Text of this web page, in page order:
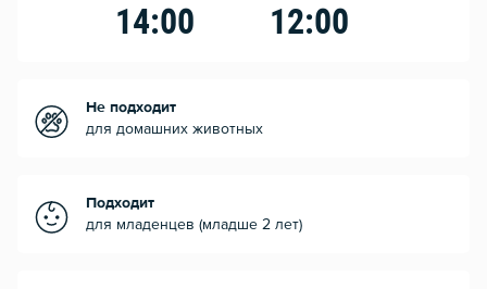
14:00 12:00
Не подходит
для домашних животных
Подходит
для младенцев (младше 2 лет)